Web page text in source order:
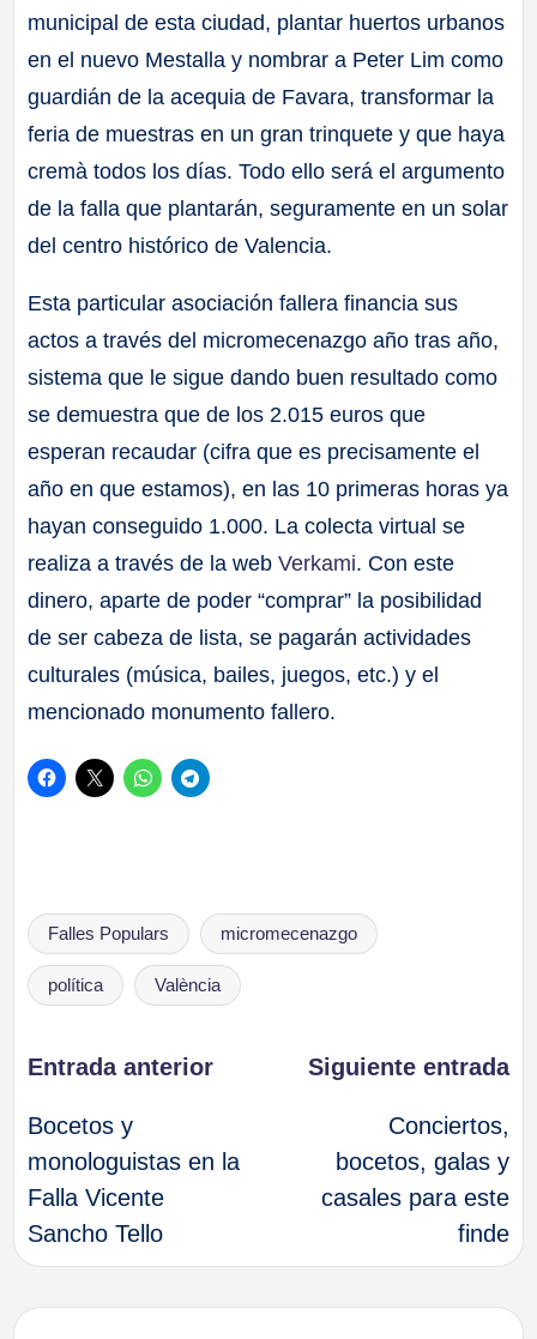
municipal de esta ciudad, plantar huertos urbanos
en el nuevo Mestalla y nombrar a Peter Lim como
guardián de la acequia de Favara, transformar la
feria de muestras en un gran trinquete y que haya
cremà todos los días. Todo ello será el argumento
de la falla que plantarán, seguramente en un solar
del centro histórico de Valencia.
Esta particular asociación fallera financia sus
actos a través del micromecenazgo año tras año,
sistema que le sigue dando buen resultado como
se demuestra que de los 2.015 euros que
esperan recaudar (cifra que es precisamente el
año en que estamos), en las 10 primeras horas ya
hayan conseguido 1.000. La colecta virtual se
realiza a través de la webVerkami. Con este
dinero, aparte de poder “comprar” la posibilidad
de ser cabeza de lista, se pagarán actividades
culturales (música, bailes, juegos, etc.) y el
mencionado monumento fallero.
Etiquetas:
Falles Populars micromecenazgo
política València
Navegación
de
entradas
Entrada anterior
Bocetos y
monologuistas en la
Falla Vicente
Sancho Tello
Siguiente entrada
Conciertos,
bocetos, galas y
casales para este
finde